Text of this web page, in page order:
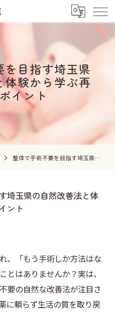
を目指す埼玉県
体験から学ぶ再
イント
整体で手術不要を目指す埼玉県の自然改善法と体験から学ぶ再発防止ポイント
埼玉県の自然改善法と体
ント
、「もう手術しか方法はな
とはありませんか？実は、
要の自然な改善法が注目さ
に頼らず生活の質を取り戻